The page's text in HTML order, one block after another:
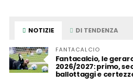
NOTIZIE DI TENDENZA
FANTACALCIO
Fantacalcio, le
2026/2027: primo,
ballottaggi e